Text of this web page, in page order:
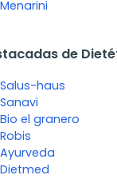
Menarini
de
Salus-haus
Sanavi
Bio el granero
Robis
Ayurveda
Dietmed